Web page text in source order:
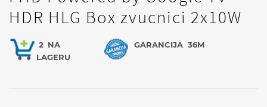
HDR HLG Box zvucnici 2x10W
2 NA
LAGERU
GARANCIJA 36M